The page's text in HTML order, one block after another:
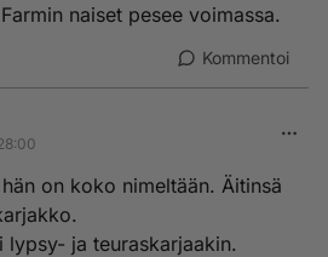
naiset pesee voimassa.
Kommentoi
on koko nimeltään. Äitinsä
lypsy- ja teuraskarjaakin.